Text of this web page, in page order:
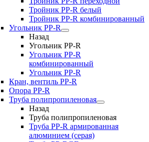
Тройник РР-R белый
Тройник РР-R комбинированный
Угольник PP-R
Назад
Угольник PP-R
Угольник РР-R
комбинированный
Угольник РР-R
Кран, вентиль PP-R
Опора PP-R
Труба полипропиленовая
Назад
Труба полипропиленовая
Труба PP-R армированная
алюминием (серая)